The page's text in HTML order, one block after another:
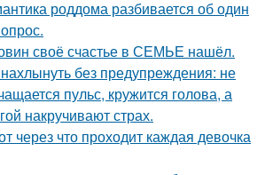
роддома разбивается об один
своё счастье в СЕМЬЕ нашёл.
без предупреждения: не
пульс, кружится голова, а
накручивают страх.
через что проходит каждая девочка